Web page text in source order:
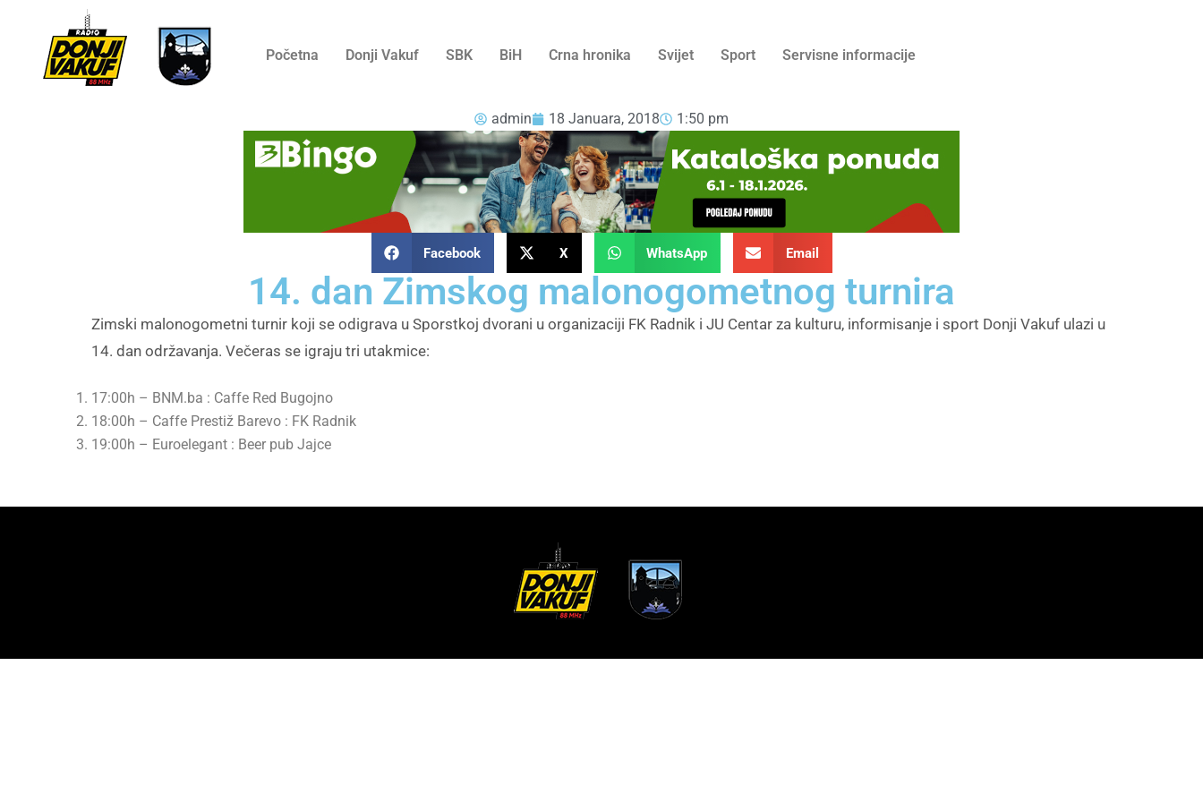
Početna Donji Vakuf SBK BiH Crna hronika Svijet Sport Servisne informacije
admin 18 Januara, 2018 1:50 pm
Facebook X WhatsApp Email
14. dan Zimskog malonogometnog turnira
Zimski malonogometni turnir koji se odigrava u Sporstkoj dvorani u organizaciji FK Radnik i JU Centar za kulturu, informisanje i sport Donji Vakuf ulazi u
14. dan održavanja. Večeras se igraju tri utakmice:
17:00h – BNM.ba : Caffe Red Bugojno
18:00h – Caffe Prestiž Barevo : FK Radnik
19:00h – Euroelegant : Beer pub Jajce